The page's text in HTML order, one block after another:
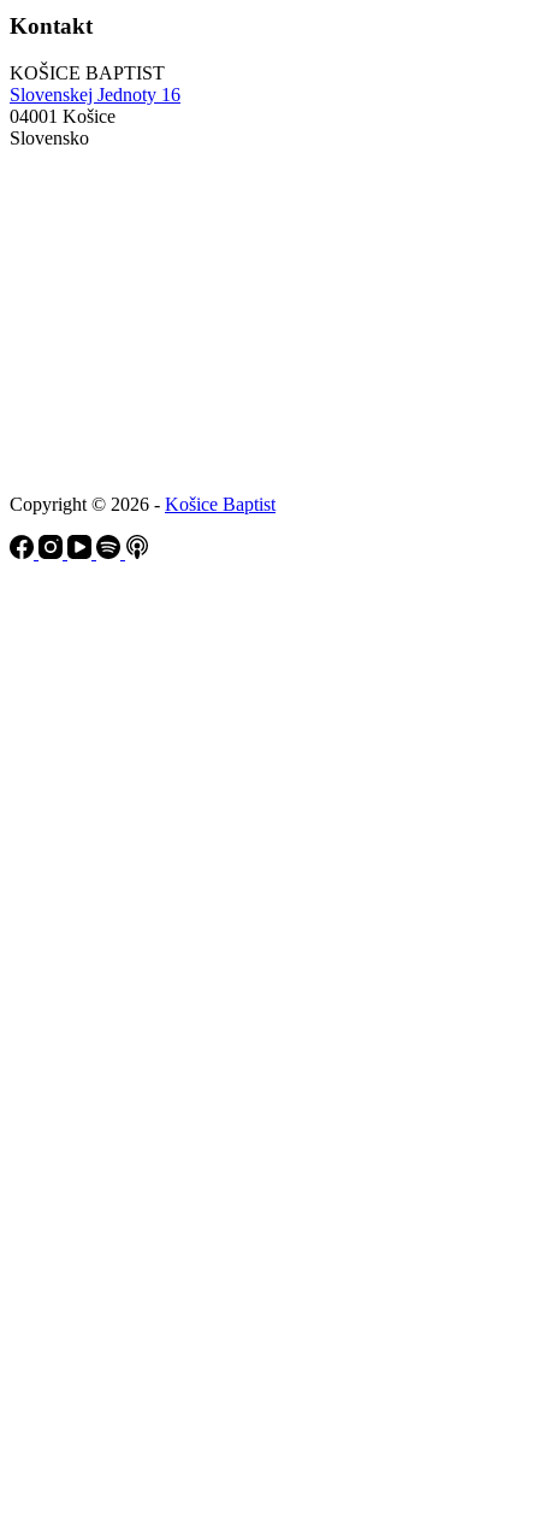
Kontakt
KOŠICE BAPTIST
Slovenskej Jednoty 16
04001 Košice
Slovensko
Copyright © 2026 - Košice Baptist